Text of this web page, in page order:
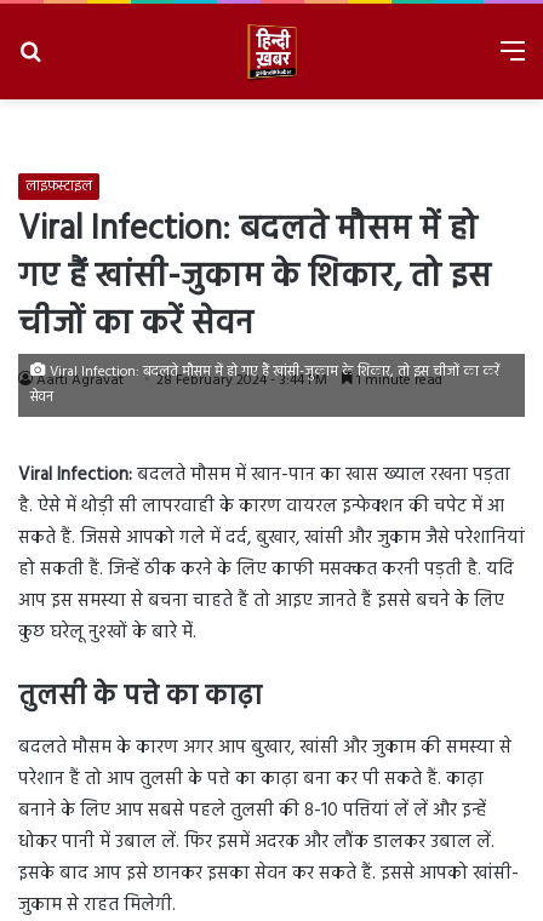
लाइफ़स्टाइल
Viral Infection: बदलते मौसम में हो
गए हैं खांसी-जुकाम के शिकार, तो इस
चीजों का करें सेवन
Aarti Agravat 28 February 2024 - 3:44 PM 1 minute read
Viral Infection: बदलते मौसम में हो गए हैं खांसी-जुकाम के शिकार, तो इस चीजों का करें
सेवन
Viral Infection:बदलते मौसम में खान-पान का खास ख्याल रखना पड़ता
है. ऐसे में थोड़ी सी लापरवाही के कारण वायरल इन्फेक्शन की चपेट में आ
सकते हैं. जिससे आपको गले में दर्द, बुखार, खांसी और जुकाम जैसे परेशानियां
हो सकती हैं. जिन्हें ठीक करने के लिए काफी मसक्कत करनी पड़ती है. यदि
आप इस समस्या से बचना चाहते हैं तो आइए जानते हैं इससे बचने के लिए
कुछ घरेलू नुश्खों के बारे मेंं.
तुलसी के पत्ते का काढ़ा
बदलते मौसम के कारण अगर आप बुखार, खांसी और जुकाम की समस्या से
परेशान हैं तो आप तुलसी के पत्ते का काढ़ा बना कर पी सकते हैं. काढ़ा
बनाने के लिए आप सबसे पहले तुलसी की 8-10 पत्तियां लें लें और इन्हें
धोकर पानी में उबाल लें. फिर इसमें अदरक और लौंक डालकर उबाल लें.
इसके बाद आप इसे छानकर इसका सेवन कर सकते हैं. इससे आपको खांसी-
जुकाम से राहत मिलेगी.